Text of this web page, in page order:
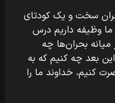
سخت و یک کودتای
وظیفه داریم درس
بحران‌ها چه
بعد چه کنیم که به
کنیم، خداوند ما را